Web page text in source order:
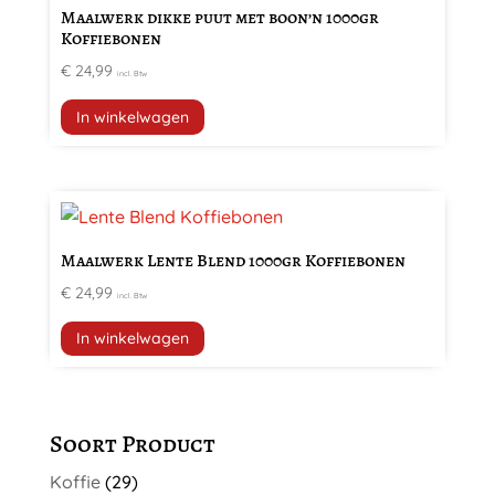
Maalwerk dikke puut met boon’n 1000gr
Koffiebonen
€24,99 incl. Btw
In winkelwagen
Maalwerk Lente Blend 1000gr Koffiebonen
€24,99 incl. Btw
In winkelwagen
Soort Product
Koffie (29)